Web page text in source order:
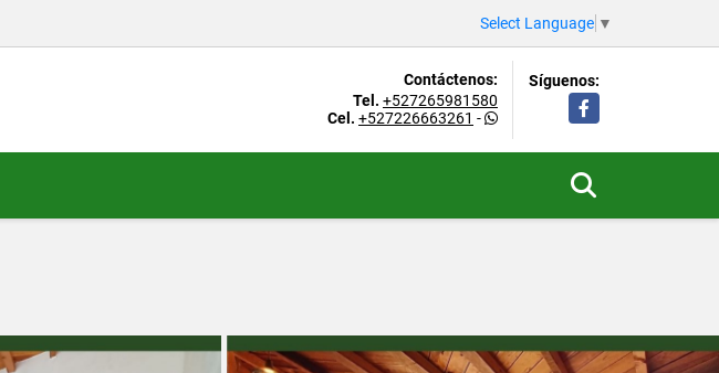
Select Language ▼
Contáctenos:
Tel. +527265981580
Cel. +527226663261 -
Síguenos:
Facebook